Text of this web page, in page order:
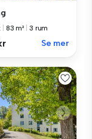
83 m² 3 rum
Se mer